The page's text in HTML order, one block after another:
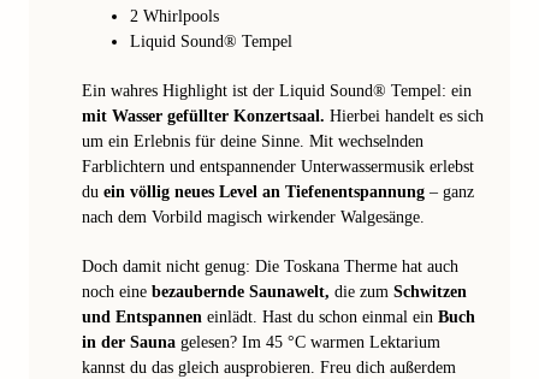
2 Whirlpools
Liquid Sound® Tempel
Ein wahres Highlight ist der Liquid Sound® Tempel: ein
mit Wasser gefüllter Konzertsaal. Hierbei handelt es sich
um ein Erlebnis für deine Sinne. Mit wechselnden
Farblichtern und entspannender Unterwassermusik erlebst
du ein völlig neues Level an Tiefenentspannung – ganz
nach dem Vorbild magisch wirkender Walgesänge.
Doch damit nicht genug: Die Toskana Therme hat auch
noch eine bezaubernde Saunawelt, die zum Schwitzen
und Entspannen einlädt. Hast du schon einmal ein Buch
in der Sauna gelesen? Im 45 °C warmen Lektarium
kannst du das gleich ausprobieren. Freu dich außerdem